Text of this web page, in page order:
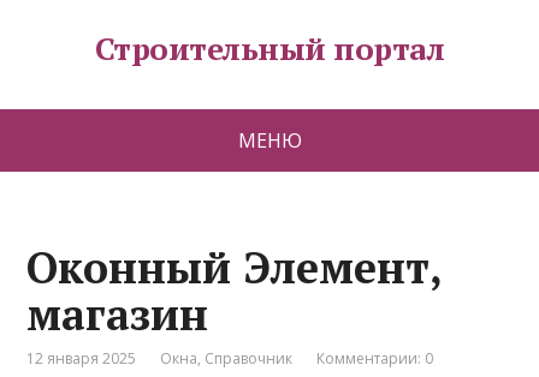
Строительный портал
МЕНЮ
Оконный Элемент,
магазин
12 января 2025 Окна, Справочник Комментарии: 0